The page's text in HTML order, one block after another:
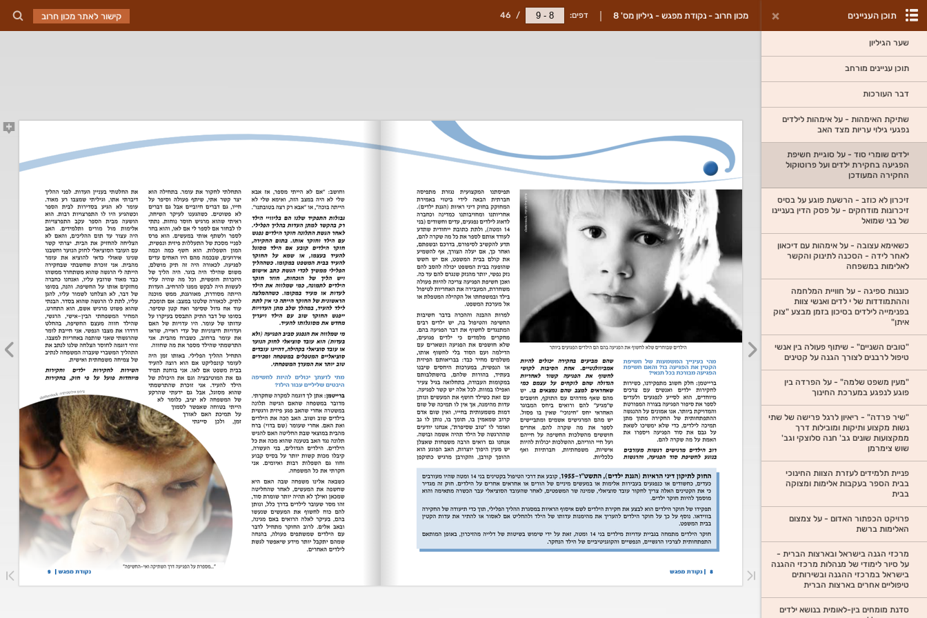
מכון חרוב - נקודת מפגש - גיליון מס' 8 דפים: /
46 קישור לאתר מכון חרוב תוכן העניינים
שער הגיליון
תוכן עניינים מורחב
דבר העורכות
שתיקת האימהות - על אימהות לילדים
נפגעי גילוי עריות מצד האב
ילדים שומרי סוד - על סוגיית חשיפת
הפגיעה בחקירת ילדים ועל פרוטוקול
החקירה המעודכן
זיכרון לא כוזב - הרשעת פוגע על בסיס
זיכרונות מודחקים - על פסק הדין בעניינו
של בני שמואל
כשאימא עצובה - על אימהות עם דיכאון
לאחר לידה - הסכנה לתינוק והקשר
לאלימות במשפחה
כוננות ספיגה - על חוויית המלחמה
וההתמודדות של י לדים ואנשי צוות
בפנימייה לילדים בסיכון בזמן מבצע "צוק
איתן"
"טובים השניים" - שיתוף פעולה בין אנשי
טיפול לרבנים לצורך הגנה על קטינים
"מעין משפט שלמה" - על הפרדה בין
פוגע לנפגע במערכת החינוך
"שיר פרדה" - ריאיון לרגל פרישה של שתי
נשות מקצוע ותיקות ומובילות דרך
ממקצועות שונים גב' חנה סלוצקי וגב'
שוש צימרמן
פניית תלמידים לעזרת הצוות החינוכי
בבית הספר בעקבות אלימות ומצוקה
בבית
פרויקט הכפתור האדום - על צמצום
האלימות ברשת
מרכזי הגנה בישראל ובארצות הברית -
על סיור לימודי של מנהלות מרכזי ההגנה
בישראל במרכזי ההגנה ובשירותים
טיפוליים אחרים בארצות הברית
סדנת מומחים בין-לאומית בנושא ילדים